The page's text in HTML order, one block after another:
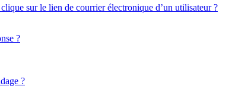
sur le lien de courrier électronique d’un utilisateur ?
?
?